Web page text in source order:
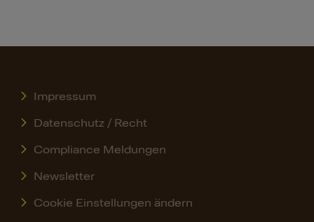
Impressum
Datenschutz / Recht
Compliance Meldungen
Newsletter
Cookie Einstellungen ändern